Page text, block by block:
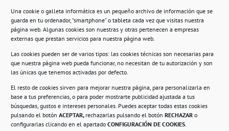
Una cookie o galleta informática es un pequeño archivo de información que se
guarda en tu ordenador, “smartphone” o tableta cada vez que visitas nuestra
página web. Algunas cookies son nuestras y otras pertenecen a empresas
externas que prestan servicios para nuestra página web.
Las cookies pueden ser de varios tipos: las cookies técnicas son necesarias para
que nuestra página web pueda funcionar, no necesitan de tu autorización y son
las únicas que tenemos activadas por defecto.
El resto de cookies sirven para mejorar nuestra página, para personalizarla en
base a tus preferencias, o para poder mostrarte publicidad ajustada a tus
búsquedas, gustos e intereses personales. Puedes aceptar todas estas cookies
pulsando el botón ACEPTAR, rechazarlas pulsando el botón RECHAZAR o
configurarlas clicando en el apartado CONFIGURACIÓN DE COOKIES.
Información
Compromiso con la protección de datos
Política de Cookies.